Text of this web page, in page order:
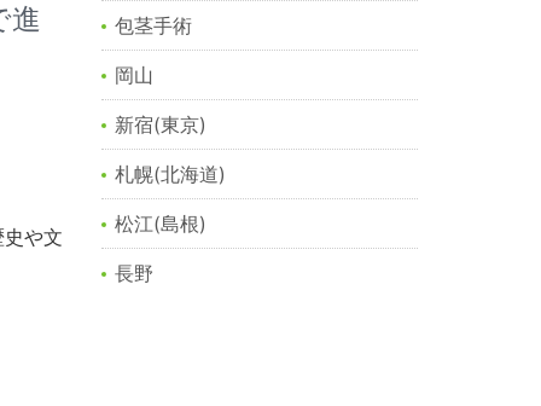
進
や文
包茎手術
岡山
新宿(東京)
札幌(北海道)
松江(島根)
長野